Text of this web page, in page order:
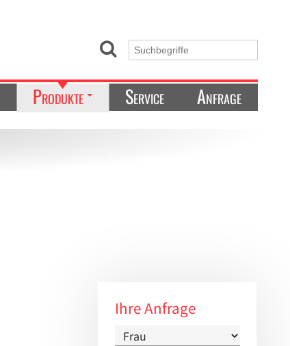
Produkte
Kältetechnik & Ultrafreezer
Service Anfrage
Ihre Anfrage